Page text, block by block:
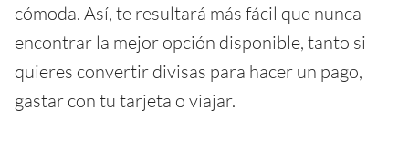
cómoda. Así, te resultará más fácil que nunca
encontrar la mejor opción disponible, tanto si
quieres convertir divisas para hacer un pago,
gastar con tu tarjeta o viajar.